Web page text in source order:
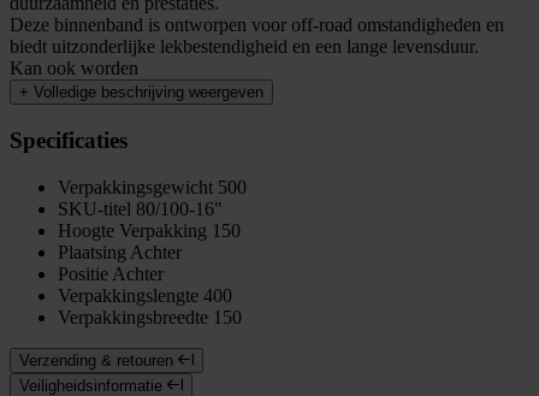
Deze binnenband is ontworpen voor off-road omstandigheden en
biedt uitzonderlijke lekbestendigheid en een lange levensduur.
Kan ook worden
+ Volledige beschrijving weergeven
Specificaties
Verpakkingsgewicht 500
SKU-titel 80/100-16"
Hoogte Verpakking 150
Plaatsing Achter
Positie Achter
Verpakkingslengte 400
Verpakkingsbreedte 150
Verzending & retouren
Veiligheidsinformatie